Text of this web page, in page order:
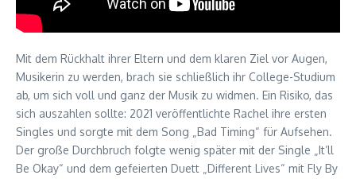
Mit dem Rückhalt ihrer Eltern und dem klaren Ziel vor Augen,
Musikerin zu werden, brach sie schließlich ihr College-Studium
ab, um sich voll und ganz der Musik zu widmen. Ein Risiko, das
sich auszahlen sollte: 2021 veröffentlichte Rachel ihre ersten
Singles und sorgte mit dem Song „Bad Timing“ für Aufsehen.
Der große Durchbruch folgte wenig später mit der Single „It’ll
Be Okay“ und dem gefeierten Duett „Different Lives“ mit Fly By